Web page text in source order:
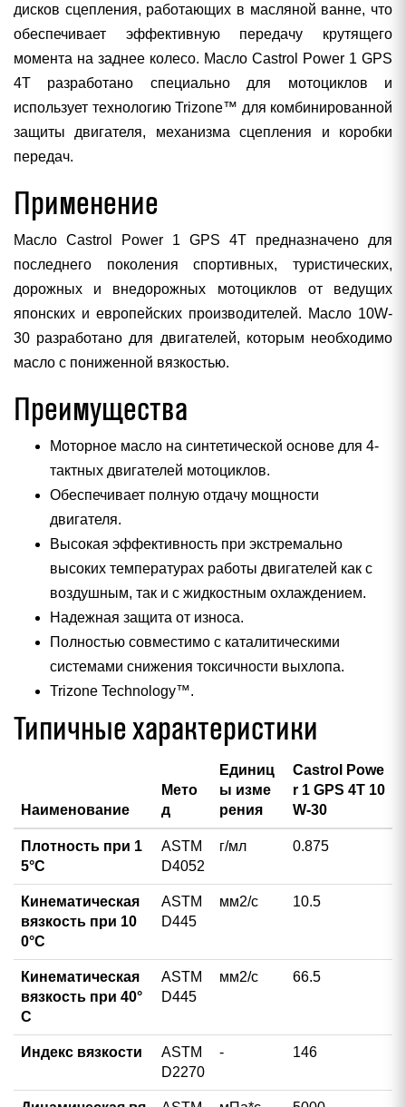
дисков сцепления, работающих в масляной ванне, что
обеспечивает эффективную передачу крутящего
момента на заднее колесо. Масло Castrol Power 1 GPS
4T разработано специально для мотоциклов и
использует технологию Trizone™ для комбинированной
защиты двигателя, механизма сцепления и коробки
передач.
Применение
Масло Castrol Power 1 GPS 4T предназначено для
последнего поколения спортивных, туристических,
дорожных и внедорожных мотоциклов от ведущих
японских и европейских производителей. Масло 10W-
30 разработано для двигателей, которым необходимо
масло с пониженной вязкостью.
Преимущества
Моторное масло на синтетической основе для 4-
тактных двигателей мотоциклов.
Обеспечивает полную отдачу мощности
двигателя.
Высокая эффективность при экстремально
высоких температурах работы двигателей как с
воздушным, так и с жидкостным охлаждением.
Надежная защита от износа.
Полностью совместимо с каталитическими
системами снижения токсичности выхлопа.
Trizone Technology™.
Типичные характеристики
Наименование
Мето
д
Единиц
ы изме
рения
Castrol Powe
r 1 GPS 4T 10
W-30
Плотность при 1
5°С
ASTM
D4052
г/мл 0.875
Кинематическая
вязкость при 10
0°С
ASTM
D445
мм2/с 10.5
Кинематическая
вязкость при 40°
С
ASTM
D445
мм2/с 66.5
Индекс вязкости
ASTM
D2270
- 146